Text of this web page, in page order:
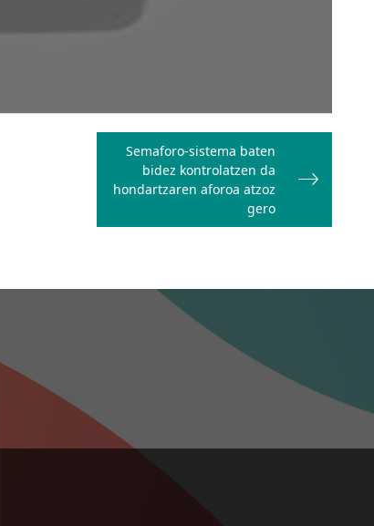
Semaforo-sistema baten
bidez kontrolatzen da
hondartzaren aforoa atzoz
gero